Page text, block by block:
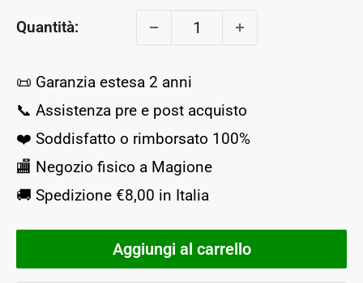
Quantità:
📜 Garanzia estesa 2 anni
📞 Assistenza pre e post acquisto
❤️ Soddisfatto o rimborsato 100%
🏬 Negozio fisico a Magione
🚚 Spedizione €8,00 in Italia
Aggiungi al carrello